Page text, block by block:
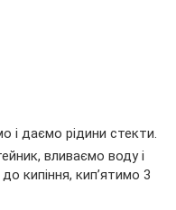
і даємо рідини стекти.
вливаємо воду і
кипіння, кип’ятимо 3